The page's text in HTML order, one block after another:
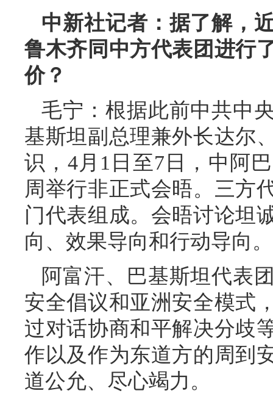
中新社记者：据了解，
鲁木齐同中方代表团进行
价？
毛宁：根据此前中共中
基斯坦副总理兼外长达尔
识，4月1日至7日，中阿
周举行非正式会晤。三方
门代表组成。会晤讨论坦
向、效果导向和行动导向。
阿富汗、巴基斯坦代表
安全倡议和亚洲安全模式
过对话协商和平解决分歧
作以及作为东道方的周到
道公允、尽心竭力。